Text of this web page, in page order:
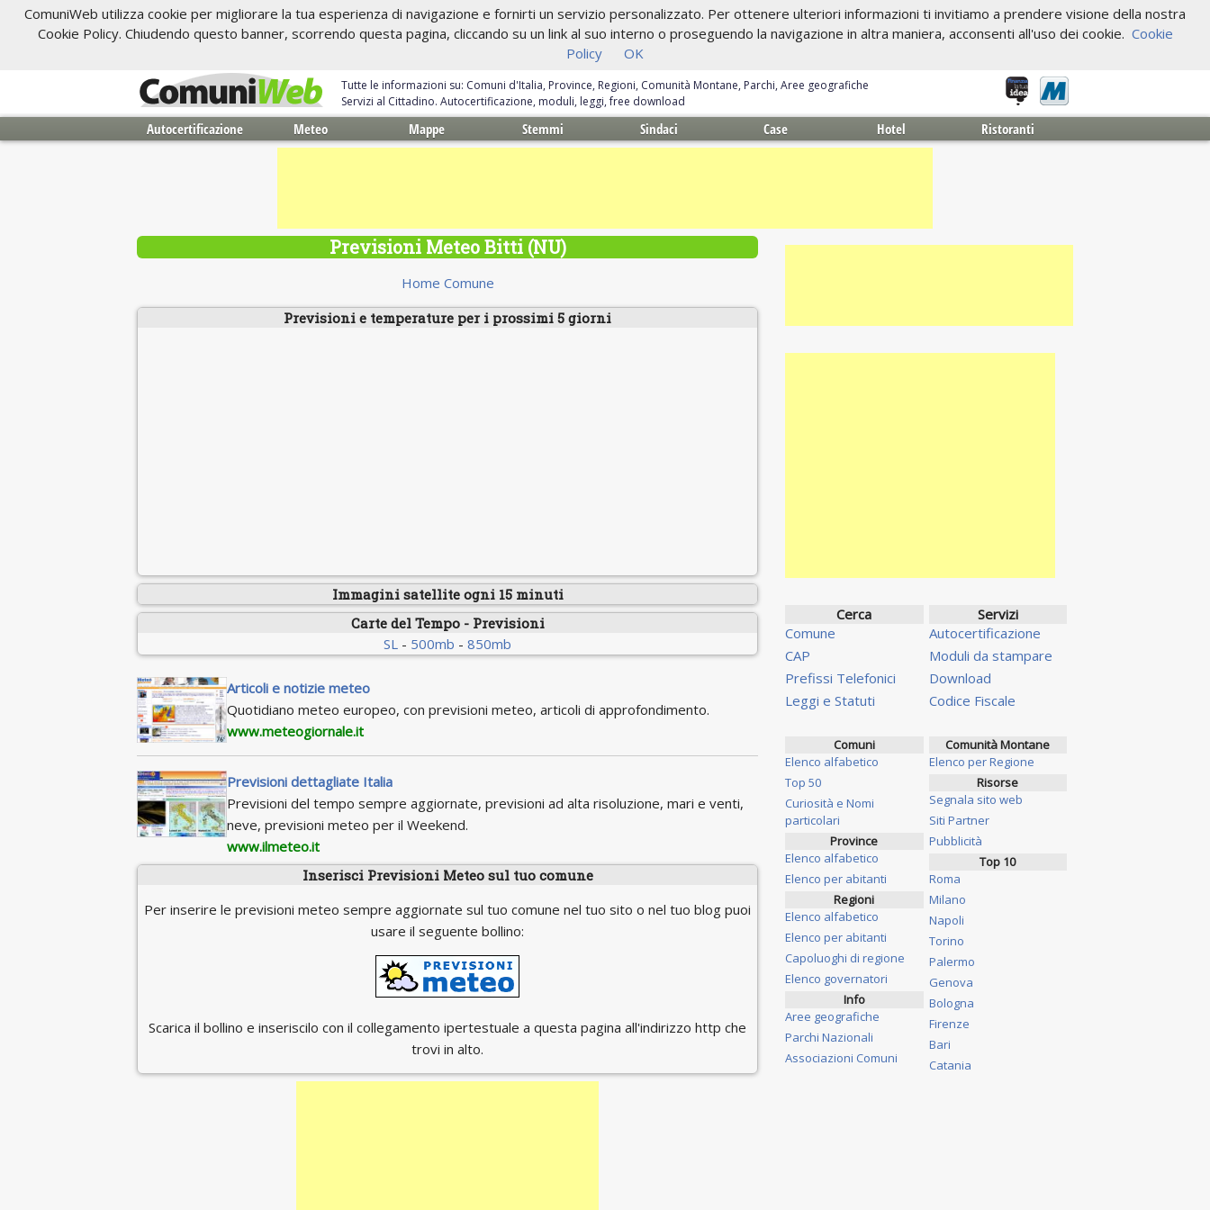
ComuniWeb utilizza cookie per migliorare la tua esperienza di navigazione e fornirti un servizio personalizzato. Per ottenere ulteriori informazioni ti invitiamo a prendere visione della nostra
Cookie Policy. Chiudendo questo banner, scorrendo questa pagina, cliccando su un link al suo interno o proseguendo la navigazione in altra maniera, acconsenti all'uso dei cookie. Cookie
Policy
OK
Tutte le informazioni su: Comuni d'Italia, Province, Regioni, Comunità Montane, Parchi, Aree geografiche
Servizi al Cittadino. Autocertificazione, moduli, leggi, free download
Autocertificazione Meteo Mappe Stemmi Sindaci Case Hotel Ristoranti
Previsioni Meteo Bitti (NU)
Home Comune
Previsioni e temperature per i prossimi 5 giorni
Immagini satellite ogni 15 minuti
Carte del Tempo - Previsioni
SL - 500mb - 850mb
Articoli e notizie meteo
Quotidiano meteo europeo, con previsioni meteo, articoli di approfondimento.
www.meteogiornale.it
Previsioni dettagliate Italia
Previsioni del tempo sempre aggiornate, previsioni ad alta risoluzione, mari e venti,
neve, previsioni meteo per il Weekend.
www.ilmeteo.it
Inserisci Previsioni Meteo sul tuo comune
Per inserire le previsioni meteo sempre aggiornate sul tuo comune nel tuo sito o nel tuo blog puoi
usare il seguente bollino:
Scarica il bollino e inseriscilo con il collegamento ipertestuale a questa pagina all'indirizzo http che
trovi in alto.
Cerca
Comune
CAP
Prefissi Telefonici
Leggi e Statuti
Servizi
Autocertificazione
Moduli da stampare
Download
Codice Fiscale
Comuni
Elenco alfabetico
Top 50
Curiosità e Nomi
particolari
Province
Elenco alfabetico
Elenco per abitanti
Regioni
Elenco alfabetico
Elenco per abitanti
Capoluoghi di regione
Elenco governatori
Info
Aree geografiche
Parchi Nazionali
Associazioni Comuni
Comunità Montane
Elenco per Regione
Risorse
Segnala sito web
Siti Partner
Pubblicità
Top 10
Roma
Milano
Napoli
Torino
Palermo
Genova
Bologna
Firenze
Bari
Catania